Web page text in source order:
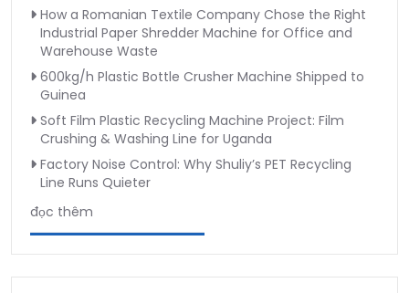
How a Romanian Textile Company Chose the Right
Industrial Paper Shredder Machine for Office and
Warehouse Waste
600kg/h Plastic Bottle Crusher Machine Shipped to
Guinea
Soft Film Plastic Recycling Machine Project: Film
Crushing & Washing Line for Uganda
Factory Noise Control: Why Shuliy’s PET Recycling
Line Runs Quieter
đọc thêm